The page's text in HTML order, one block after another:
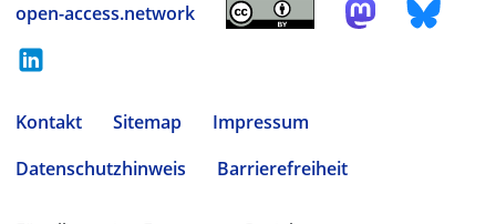
open-access.network
Kontakt Sitemap
Impressum
Datenschutzhinweis
Barrierefreiheit